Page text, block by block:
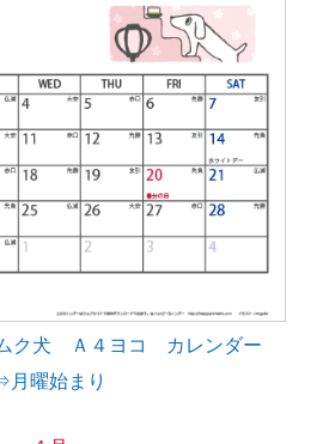
ク犬 Ａ４ヨコ カレンダー
月曜始まり